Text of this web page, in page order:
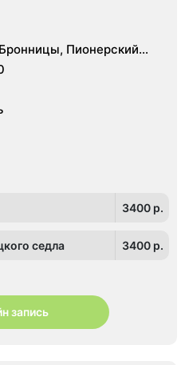
Пионерский
3400 p.
седла 3400 p.
запись